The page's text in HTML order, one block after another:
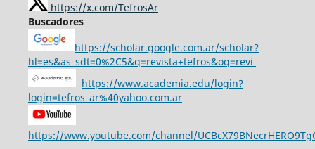
https://x.com/TefrosAr
Buscadores
https://scholar.google.com.ar/scholar?
hl=es&as_sdt=0%2C5&q=revista+tefros&oq=revi
https://www.academia.edu/login?
login=tefros_ar%40yahoo.com.ar
https://www.youtube.com/channel/